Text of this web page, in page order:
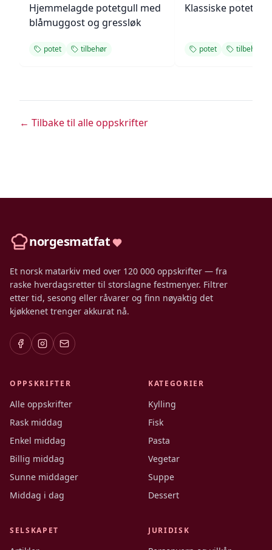
Hjemmelagde potetgull med
blåmuggost og gressløk
potet tilbehør
Klassiske
potet tilbehør
← Tilbake til alle oppskrifter
norgesmatfat
Et norsk matarkiv med over 120 000 oppskrifter — fra
raske hverdagsretter til storslagne festmenyer. Filtrer
etter tid, sesong eller råvarer og finn nøyaktig det
kjøkkenet trenger akkurat nå.
OPPSKRIFTER
Alle oppskrifter
Rask middag
Enkel middag
Billig middag
Sunne middager
Middag i dag
KATEGORIER
Kylling
Fisk
Pasta
Vegetar
Suppe
Dessert
SELSKAPET JURIDISK